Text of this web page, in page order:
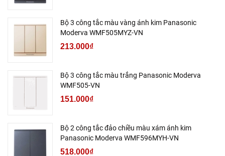
Bộ 3 công tắc màu vàng ánh kim Panasonic
Moderva WMF505MYZ-VN
213.000₫
Bộ 3 công tắc màu trắng Panasonic Moderva
WMF505-VN
151.000₫
Bộ 2 công tắc đảo chiều màu xám ánh kim
Panasonic Moderva WMF596MYH-VN
518.000₫